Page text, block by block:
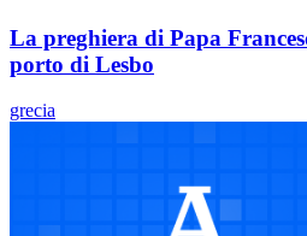
La preghiera di ‪‎Papa
porto di Lesbo
grecia